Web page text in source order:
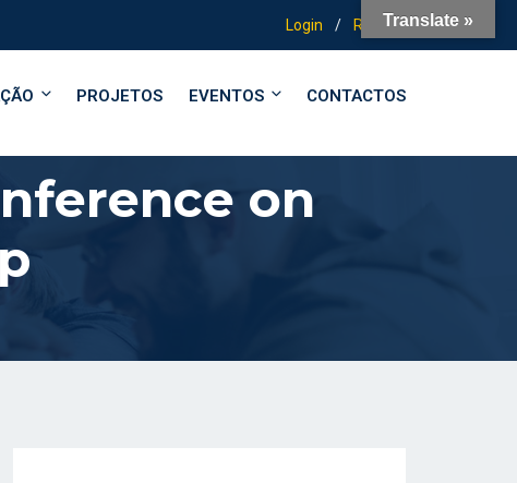
Login / Registo
PROJETOS EVENTOS CONTACTOS
on
Translate »